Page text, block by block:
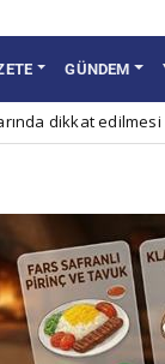
GÜNDEM
edilmesi gereken 10